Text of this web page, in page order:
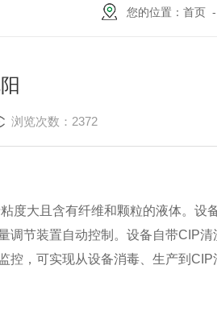
您的位置： 首页 -
浏览次数：2372
度大且含有纤维和颗粒的液体。设
调节装置自动控制。设备自带CIP清
控，可实现从设备消毒、生产到 CIP